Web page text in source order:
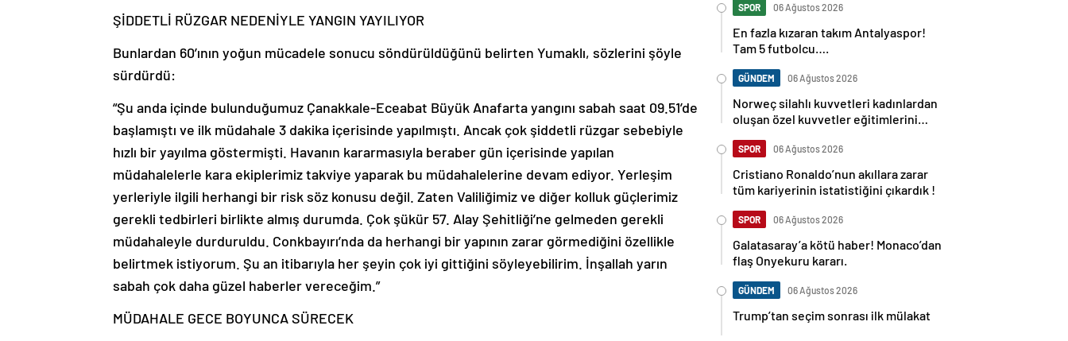
ŞİDDETLİ RÜZGAR NEDENİYLE YANGIN YAYILIYOR
Bunlardan 60’ının yoğun mücadele sonucu söndürüldüğünü belirten Yumaklı, sözlerini şöyle
sürdürdü:
“Şu anda içinde bulunduğumuz Çanakkale-Eceabat Büyük Anafarta yangını sabah saat 09.51’de
başlamıştı ve ilk müdahale 3 dakika içerisinde yapılmıştı. Ancak çok şiddetli rüzgar sebebiyle
hızlı bir yayılma göstermişti. Havanın kararmasıyla beraber gün içerisinde yapılan
müdahalelerle kara ekiplerimiz takviye yaparak bu müdahalelerine devam ediyor. Yerleşim
yerleriyle ilgili herhangi bir risk söz konusu değil. Zaten Valiliğimiz ve diğer kolluk güçlerimiz
gerekli tedbirleri birlikte almış durumda. Çok şükür 57. Alay Şehitliği’ne gelmeden gerekli
müdahaleyle durduruldu. Conkbayırı’nda da herhangi bir yapının zarar görmediğini özellikle
belirtmek istiyorum. Şu an itibarıyla her şeyin çok iyi gittiğini söyleyebilirim. İnşallah yarın
sabah çok daha güzel haberler vereceğim.”
MÜDAHALE GECE BOYUNCA SÜRECEK
SPOR 06 Ağustos 2026
En fazla kızaran takım Antalyaspor!
Tam 5 futbolcu….
GÜNDEM 06 Ağustos 2026
Norweç silahlı kuvvetleri kadınlardan
oluşan özel kuvvetler eğitimlerini
SPOR 06 Ağustos 2026
Cristiano Ronaldo’nun akıllara zarar
tüm kariyerinin istatistiğini çıkardık !
SPOR 06 Ağustos 2026
Galatasaray’a kötü haber! Monaco’dan
flaş Onyekuru kararı.
GÜNDEM 06 Ağustos 2026
Trump’tan seçim sonrası ilk mülakat